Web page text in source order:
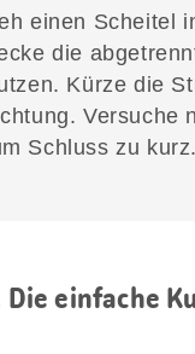
einen Scheitel
die
Kürze die
Versuche
Schluss zu kurz.
Die einfache